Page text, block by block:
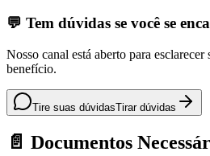
💬 Tem dúvidas se você se
Nosso canal está aberto para esclarecer
benefício.
Tire suas dúvidasTirar dúvidas
📄 Documentos